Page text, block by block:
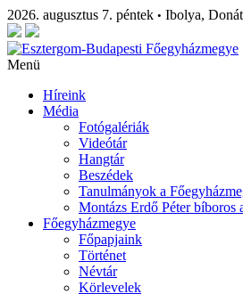
2026. augusztus 7. péntek • Ibolya, Donát
Menü
Híreink
Média
Fotógalériák
Videótár
Hangtár
Beszédek
Tanulmányok a
Montázs Erdő Péter bíboros
Főegyházmegye
Főpapjaink
Történet
Névtár
Körlevelek